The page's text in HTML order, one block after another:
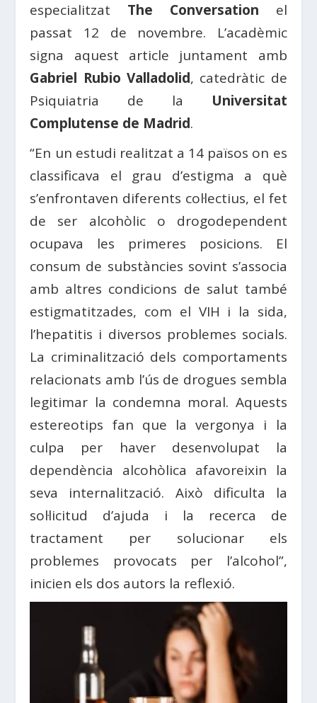
especialitzat The Conversation el
passat 12 de novembre. L’acadèmic
signa aquest article juntament amb
Gabriel Rubio Valladolid, catedràtic de
Psiquiatria de la Universitat
Complutense de Madrid.
“En un estudi realitzat a 14 països on es
classificava el grau d’estigma a què
s’enfrontaven diferents col·lectius, el fet
de ser alcohòlic o drogodependent
ocupava les primeres posicions. El
consum de substàncies sovint s’associa
amb altres condicions de salut també
estigmatitzades, com el VIH i la sida,
l’hepatitis i diversos problemes socials.
La criminalització dels comportaments
relacionats amb l’ús de drogues sembla
legitimar la condemna moral. Aquests
estereotips fan que la vergonya i la
culpa per haver desenvolupat la
dependència alcohòlica afavoreixin la
seva internalització. Això dificulta la
sol·licitud d’ajuda i la recerca de
tractament per solucionar els
problemes provocats per l’alcohol”,
inicien els dos autors la reflexió.